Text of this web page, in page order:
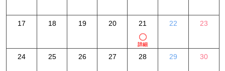
17 18 19 20 21
詳細
22 23
24 25 26 27 28 29 30